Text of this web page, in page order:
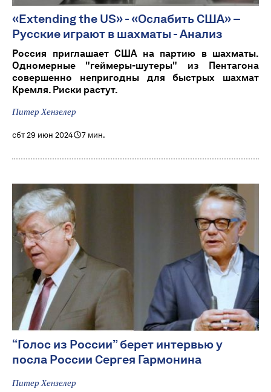
«Extending the US» - «Ослабить США» –
Русские играют в шахматы - Анализ
Россия приглашает США на партию в шахматы.
Одномерные "геймеры-шутеры" из Пентагона
совершенно непригодны для быстрых шахмат
Кремля. Риски растут.
Питер Хензелер
сбт 29 июн 2024 7 мин.
“Голос из России” берет интервью у
посла России Сергея Гармонина
Питер Хензелер